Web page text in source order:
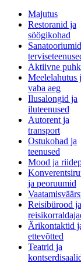
Majutus
Restoranid ja
söögikohad
Aktiivne
Meelelahutus
vaba aeg
Ilusalongid ja
iluteenused
Autorent ja
transport
Ostukohad ja
teenused
Mood ja
ja peoruumid
Reisibürood ja
Ärikontaktid
ettevõtted
Teatrid ja